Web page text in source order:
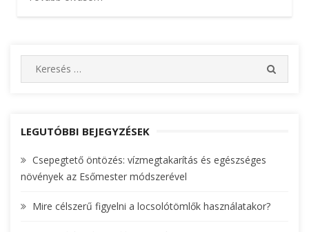
e
c
f
o
:
E
LEGUTÓBBI BEJEGYZÉSEK
Csepegtető öntözés: vízmegtakarítás és egészséges
növények az Esőmester módszerével
Mire célszerű figyelni a locsolótömlők használatakor?